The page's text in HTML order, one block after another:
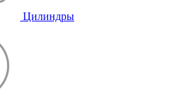
Цилиндры